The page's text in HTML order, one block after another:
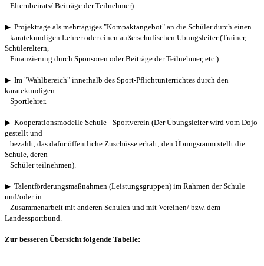
Elternbeirats/ Beiträge der Teilnehmer).
▶ Projekttage als mehrtägiges "Kompaktangebot" an die Schülerdurch einen
karatekundigen Lehrer odereinen außerschulischen Übungsleiter (Trainer,
Schülereltern,
Finanzierung durch Sponsoren oderBeiträge der Teilnehmer, etc.).
▶ Im "Wahlbereich" innerhalb des Sport-Pflichtunterrichtes durch den
karatekundigen
Sportlehrer.
▶ Kooperationsmodelle Schule - Sportverein (Der Übungsleiterwird vom Dojo
gestellt und
bezahlt, das dafür öffentliche Zuschüsse erhält; den Übungsraum stellt die
Schule, deren
Schüler teilnehmen).
▶ Talentförderungsmaßnahmen (Leistungsgruppen) im Rahmen der Schule
und/oder in
Zusammenarbeit mit anderen Schulen und mit Vereinen/ bzw. dem
Landessportbund.
Zur besseren Übersicht folgende Tabelle: